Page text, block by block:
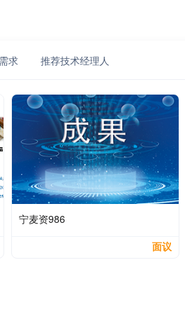
求 推荐技术经理人
宁麦资986
面议